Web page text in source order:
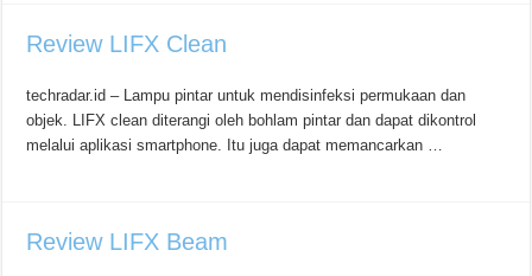
Review LIFX Clean
techradar.id – Lampu pintar untuk mendisinfeksi permukaan dan
objek. LIFX clean diterangi oleh bohlam pintar dan dapat dikontrol
melalui aplikasi smartphone. Itu juga dapat memancarkan …
Review LIFX Beam